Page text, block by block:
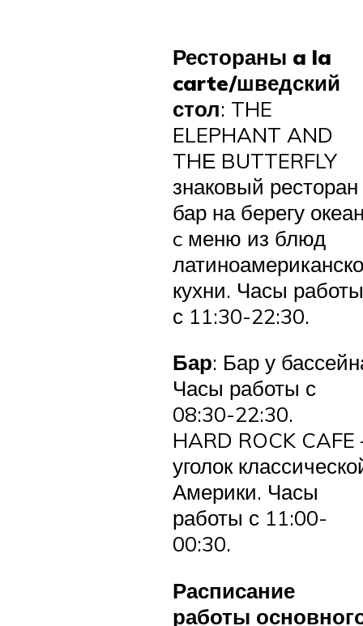
Рестораны a la
carte/шведский
стол: THE
ELEPHANT AND
THЕ BUTTERFLY
знаковый
бар на берегу
c меню из блюд
кухни. Часы работы
с 11:30-22:30.
Бар: Бар у
Часы работы с
08:30-22:30.
HARD ROCK CAFE
уголок
Америки. Часы
работы с 11:00-
00:30.
Расписание
работы